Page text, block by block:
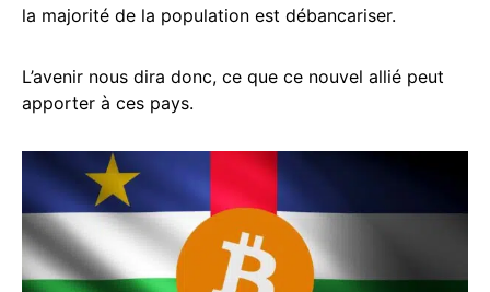
la majorité de la population est débancariser.
L’avenir nous dira donc, ce que ce nouvel allié peut
apporter à ces pays.